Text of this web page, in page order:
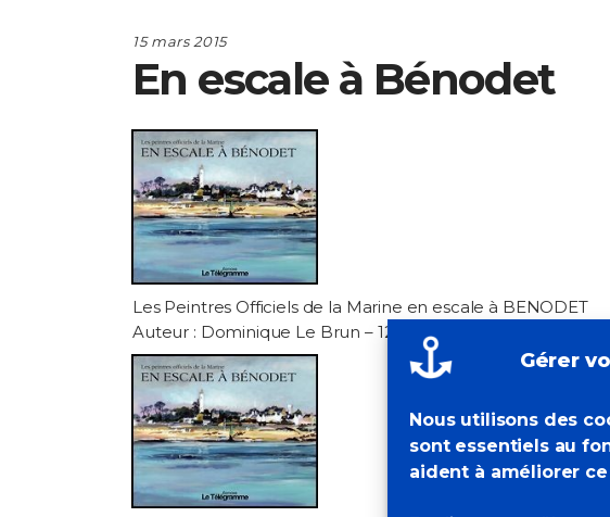
Gérer
Nous utilisons des
sont essentiels au
aident à améliorer
15 mars 2015
En escale à Bénodet
Les Peintres Officiels de la Marine en escale à BENODET
Auteur : Dominique Le Brun – 120 pages – 28,50 € – Le